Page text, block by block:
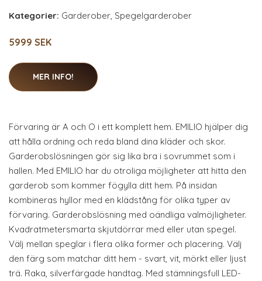
Kategorier: Garderober Spegelgarderober
5999 SEK
MER INFO!
Förvaring är A och O i ett komplett hem. EMILIO hjälper dig
att hålla ordning och reda bland dina kläder och skor.
Garderobslösningen gör sig lika bra i sovrummet som i
hallen. Med EMILIO har du otroliga möjligheter att hitta den
garderob som kommer fögylla ditt hem. På insidan
kombineras hyllor med en klädstång för olika typer av
förvaring. Garderobslösning med oändliga valmöjligheter.
Kvadratmetersmarta skjutdörrar med eller utan spegel.
Välj mellan speglar i flera olika former och placering. Välj
den färg som matchar ditt hem - svart, vit, mörkt eller ljust
trä. Raka, silverfärgade handtag. Med stämningsfull LED-